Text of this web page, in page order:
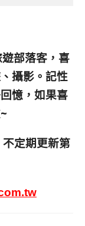
部落客， 喜
攝影。 記性
憶， 如果喜
~
不定期更新第